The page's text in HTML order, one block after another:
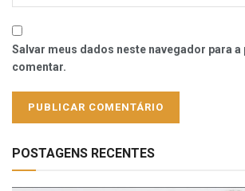
Salvar meus dados neste navegador para a
comentar.
POSTAGENS RECENTES